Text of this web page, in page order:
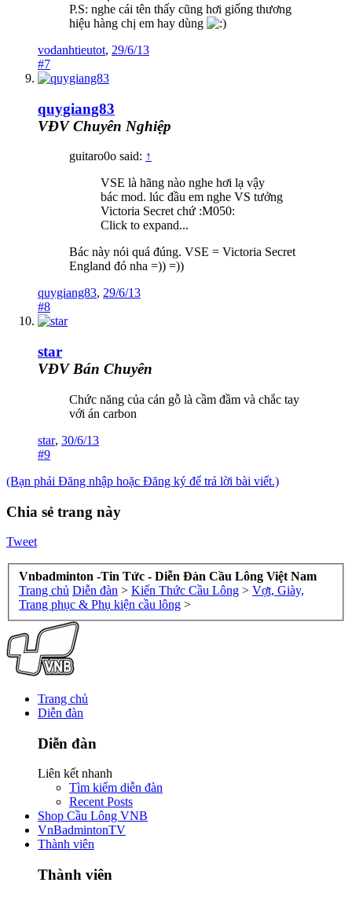
P.S: nghe cái tên thấy cũng hơi giống thương
hiệu hàng chị em hay dùng
vodanhtieutot, 29/6/13
#7
quygiang83
VĐV Chuyên Nghiệp
guitaro0o said: ↑
VSE là hãng nào nghe hơi lạ vậy
bác mod. lúc đầu em nghe VS tưởng
Victoria Secret chứ :M050:
Click to expand...
Bác này nói quá đúng. VSE = Victoria Secret
England đó nha =)) =))
quygiang83, 29/6/13
#8
star
VĐV Bán Chuyên
Chức năng của cán gỗ là cầm đầm và chắc tay
với án carbon
star, 30/6/13
#9
(Bạn phải Đăng nhập hoặc Đăng ký để trả lời bài viết.)
Chia sẻ trang này
Tweet
Vnbadminton -Tin Tức - Diễn Đàn Cầu Lông Việt Nam
Trang chủ Diễn đàn > Kiến Thức Cầu Lông > Vợt, Giày,
Trang phục & Phụ kiện cầu lông >
Trang chủ
Diễn đàn
Diễn đàn
Liên kết nhanh
Tìm kiếm diễn đàn
Recent Posts
Shop Cầu Lông VNB
VnBadmintonTV
Thành viên
Thành viên